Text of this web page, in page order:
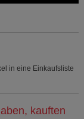
in eine Einkaufsliste
kauften